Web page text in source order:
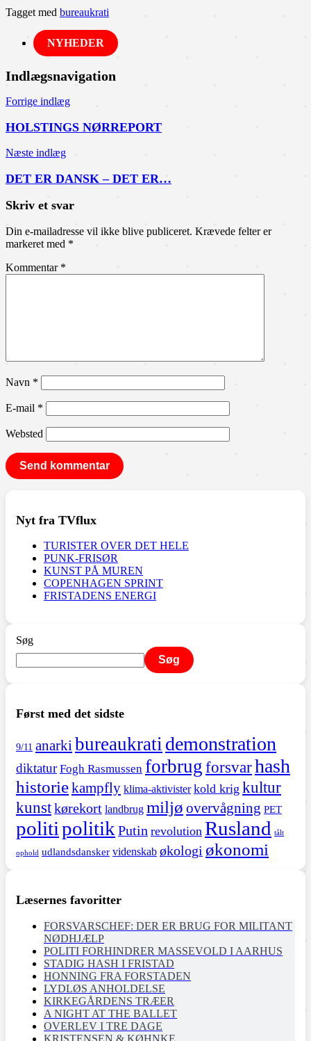
Tagget med bureaukrati
NYHEDER
Indlægsnavigation
Forrige indlæg
HOLSTINGS NØRREPORT
Næste indlæg
DET ER DANSK – DET ER…
Skriv et svar
Din e-mailadresse vil ikke blive publiceret. Krævede felter er
markeret med *
Kommentar *
Navn *
E-mail *
Websted
Nyt fra TVflux
TURISTER OVER DET HELE
PUNK-FRISØR
KUNST PÅ MUREN
COPENHAGEN SPRINT
FRISTADENS ENERGI
Søg
Søg
Først med det sidste
9/11 anarkibureaukrati demonstration
diktatur Fogh Rasmussen forbrugforsvarhash
historiekampfly klima-aktivister kold krig kultur
kunstkørekort landbrug miljø overvågning PET
politipolitikPutin revolution Rusland tålt
ophold udlandsdansker videnskab økologi økonomi
Læsernes favoritter
FORSVARSCHEF: DER ER BRUG FOR MILITANT
NØDHJÆLP
POLITI FORHINDRER MASSEVOLD I AARHUS
STADIG HASH I FRISTAD
HONNING FRA FORSTADEN
LYDLØS ANHOLDELSE
KIRKEGÅRDENS TRÆER
A NIGHT AT THE BALLET
OVERLEV I TRE DAGE
KRISTENSEN & KØHNKE